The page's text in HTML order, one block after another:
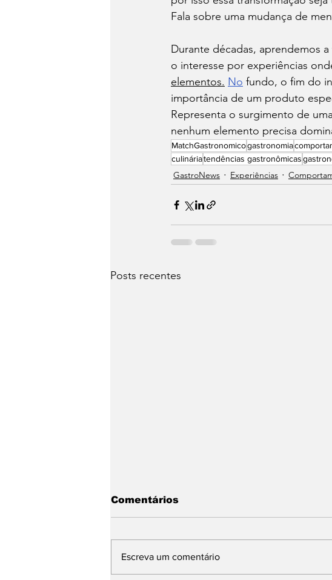
Fala sobre uma mudança de
Durante décadas, aprendemos
o interesse por experiências
elementos. No fundo, o fim do
importância de um produto
Representa o surgimento de
nenhum elemento precisa
MatchGastronomicogastronomia
culináriatendências gastronômicas
⁠GastroNews Experiências
Posts recentes
Comentários
Escreva um comentário